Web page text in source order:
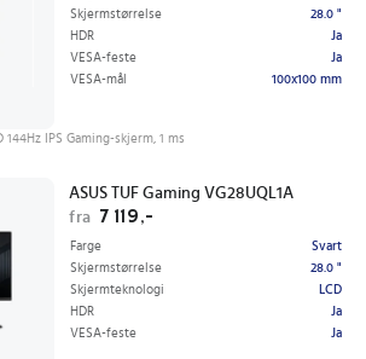
Skjermstørrelse
28.0 "
HDR
Ja
VESA-feste
Ja
VESA-mål
100x100 mm
144Hz IPS Gaming-skjerm, 1 ms
ASUS TUF Gaming VG28UQL1A
fra 7 119,-
Farge
Svart
Skjermstørrelse
28.0 "
Skjermteknologi
LCD
HDR
Ja
VESA-feste
Ja